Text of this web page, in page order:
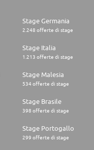
Stage Germania
2.248 offerte di stage
Stage Italia
1.213 offerte di stage
Stage Malesia
534 offerte di stage
Stage Brasile
398 offerte di stage
Stage Portogallo
299 offerte di stage